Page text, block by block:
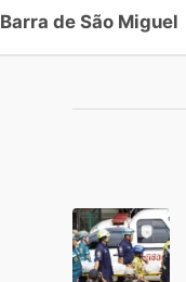
Barra de São Miguel